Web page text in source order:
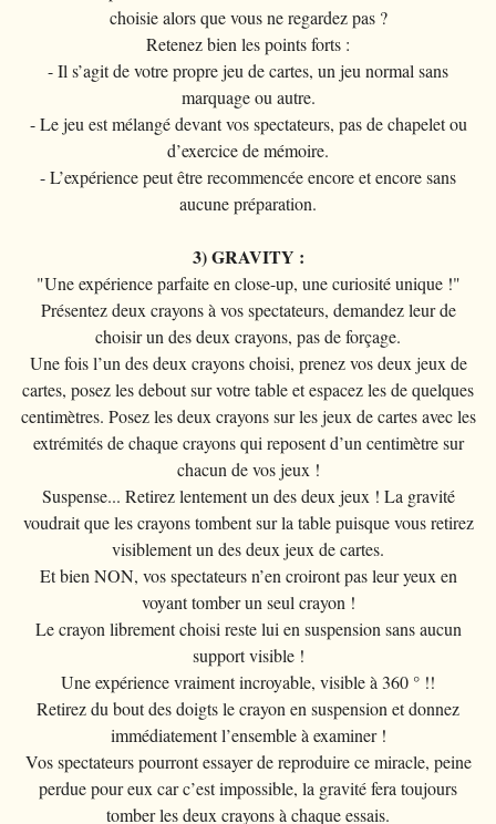
choisie alors que vous ne regardez pas ?
Retenez bien les points forts :
- Il s’agit de votre propre jeu de cartes, un jeu normal sans
marquage ou autre.
- Le jeu est mélangé devant vos spectateurs, pas de chapelet ou
d’exercice de mémoire.
- L’expérience peut être recommencée encore et encore sans
aucune préparation.
3) GRAVITY :
"Une expérience parfaite en close-up, une curiosité unique !"
Présentez deux crayons à vos spectateurs, demandez leur de
choisir un des deux crayons, pas de forçage.
Une fois l’un des deux crayons choisi, prenez vos deux jeux de
cartes, posez les debout sur votre table et espacez les de quelques
centimètres. Posez les deux crayons sur les jeux de cartes avec les
extrémités de chaque crayons qui reposent d’un centimètre sur
chacun de vos jeux !
Suspense... Retirez lentement un des deux jeux ! La gravité
voudrait que les crayons tombent sur la table puisque vous retirez
visiblement un des deux jeux de cartes.
Et bien NON, vos spectateurs n’en croiront pas leur yeux en
voyant tomber un seul crayon !
Le crayon librement choisi reste lui en suspension sans aucun
support visible !
Une expérience vraiment incroyable, visible à 360 ° !!
Retirez du bout des doigts le crayon en suspension et donnez
immédiatement l’ensemble à examiner !
Vos spectateurs pourront essayer de reproduire ce miracle, peine
perdue pour eux car c’est impossible, la gravité fera toujours
tomber les deux crayons à chaque essais.